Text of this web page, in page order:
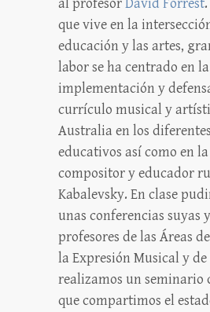
que vive en la
educación y las artes,
labor se ha centrado en la
implementación y
currículo musical y
Australia en los
educativos así como en
compositor y educador
Kabalevsky. En clase
unas conferencias suyas
profesores de las Áreas
la Expresión Musical y de
realizamos un seminario
que compartimos el